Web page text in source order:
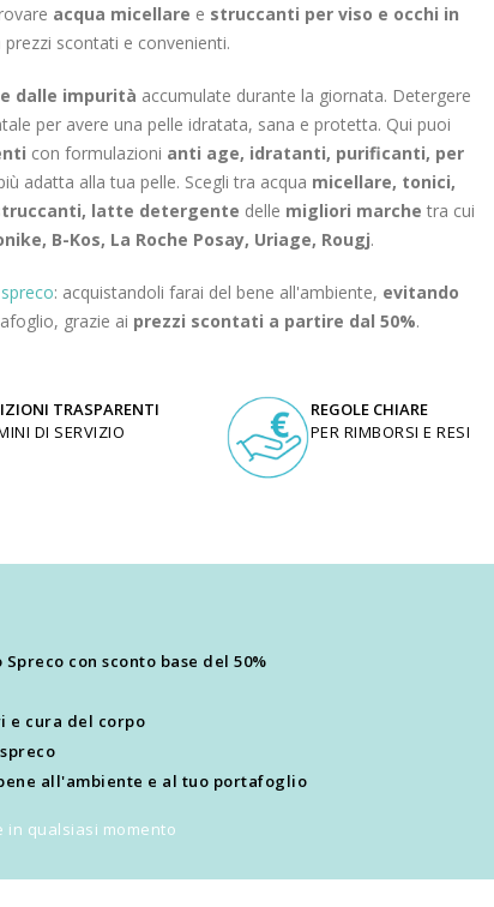
acqua micellare e struccanti per viso e occhi in
prezzi scontati e convenienti.
dalle impurità accumulate durante la giornata. Detergere
per avere una pelle idratata, sana e protetta. Qui puoi
con formulazioni anti age, idratanti, purificanti, per
adatta alla tua pelle. Scegli tra acqua micellare, tonici,
latte detergente delle migliori marche tra cui
B-Kos, La Roche Posay, Uriage, Rougj.
: acquistandoli farai del bene all'ambiente, evitando
grazie ai prezzi scontati a partire dal 50%.
TRASPARENTI
DI SERVIZIO
REGOLE CHIARE
PER RIMBORSI E RESI
con sconto base del 50%
e cura del corpo
all'ambiente e al tuo portafoglio
in qualsiasi momento